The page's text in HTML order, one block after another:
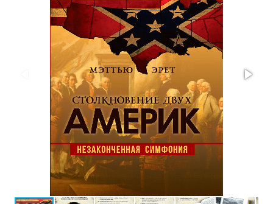
Конспирология
шпионаж
Мемуары
биографии
Учебная
литература
Фольклор
будущего